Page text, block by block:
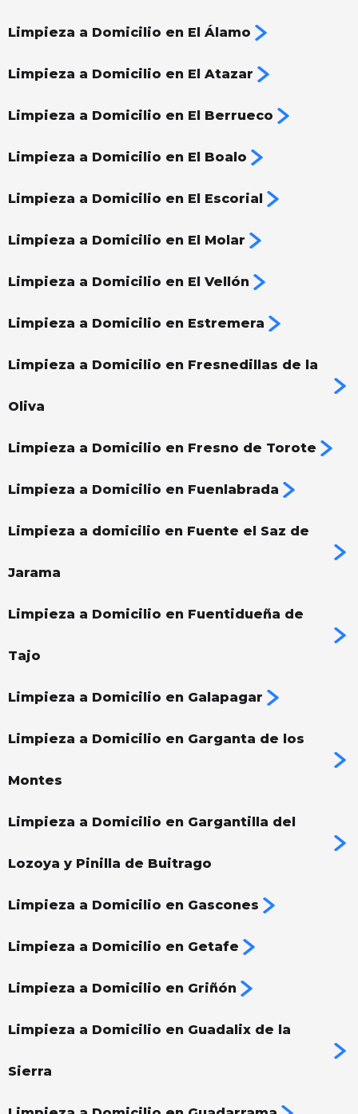
Limpieza a Domicilio en El Álamo
Limpieza a Domicilio en El Atazar
Limpieza a Domicilio en El Berrueco
Limpieza a Domicilio en El Boalo
Limpieza a Domicilio en El Escorial
Limpieza a Domicilio en El Molar
Limpieza a Domicilio en El Vellón
Limpieza a Domicilio en Estremera
Limpieza a Domicilio en Fresnedillas de la
Oliva
Limpieza a Domicilio en Fresno de Torote
Limpieza a Domicilio en Fuenlabrada
Limpieza a domicilio en Fuente el Saz de
Jarama
Limpieza a Domicilio en Fuentidueña de
Tajo
Limpieza a Domicilio en Galapagar
Limpieza a Domicilio en Garganta de los
Montes
Limpieza a Domicilio en Gargantilla del
Lozoya y Pinilla de Buitrago
Limpieza a Domicilio en Gascones
Limpieza a Domicilio en Getafe
Limpieza a Domicilio en Griñón
Limpieza a Domicilio en Guadalix de la
Sierra